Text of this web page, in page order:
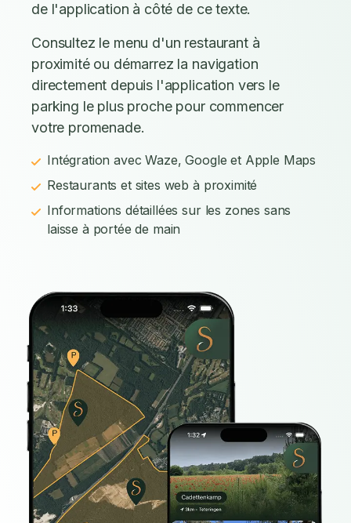
de l'application à côté de ce texte.
Consultez le menu d'un restaurant à
proximité ou démarrez la navigation
directement depuis l'application vers le
parking le plus proche pour commencer
votre promenade.
Intégration avec Waze, Google et Apple Maps
Restaurants et sites web à proximité
Informations détaillées sur les zones sans
laisse à portée de main